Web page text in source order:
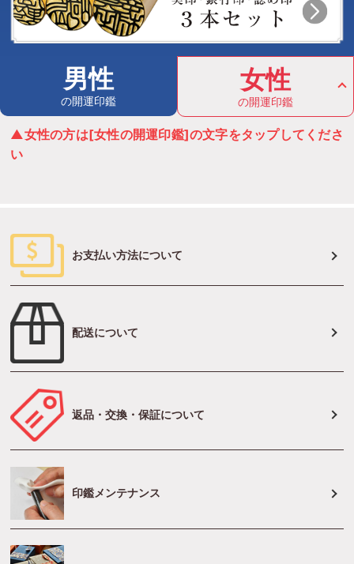
男性
の開運印鑑
女性
の開運印鑑
▲女性の方は[女性の開運印鑑]の文字をタップしてくださ
い
お支払い方法について
配送について
返品・交換・保証について
印鑑メンテナンス